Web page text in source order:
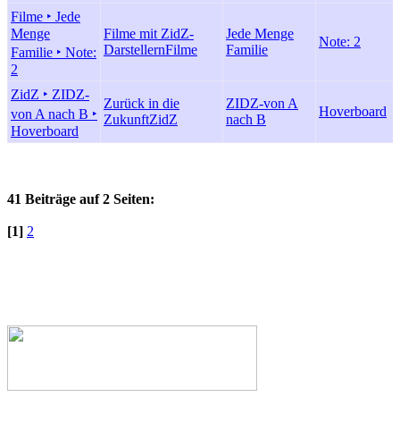
Filme ‣ Jede
Menge
Familie ‣ Note:
2
Filme mit ZidZ-
DarstellernFilme
Jede Menge
Familie
Note: 2
ZidZ ‣ ZIDZ-
von A nach B ‣
Hoverboard
Zurück in die
ZukunftZidZ
ZIDZ-von A
nach B
Hoverboard
41 Beiträge auf 2 Seiten:
[1] 2